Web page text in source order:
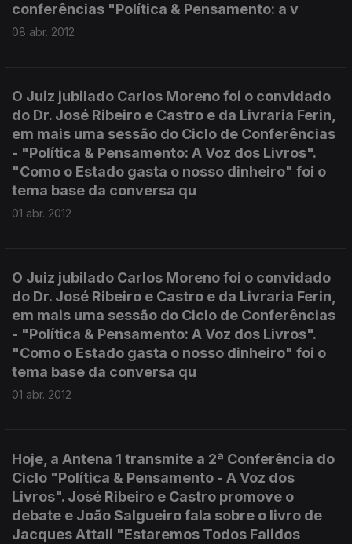
conferências "Política & Pensamento: a v
08 abr. 2012
O Juiz jubilado Carlos Moreno foi o convidado
do Dr. José Ribeiro e Castro e da Livraria Ferin,
em mais uma sessão do Ciclo de Conferências
- "Política & Pensamento: A Voz dos Livros".
"Como o Estado gasta o nosso dinheiro" foi o
tema base da conversa qu
01 abr. 2012
O Juiz jubilado Carlos Moreno foi o convidado
do Dr. José Ribeiro e Castro e da Livraria Ferin,
em mais uma sessão do Ciclo de Conferências
- "Política & Pensamento: A Voz dos Livros".
"Como o Estado gasta o nosso dinheiro" foi o
tema base da conversa qu
01 abr. 2012
Hoje, a Antena 1 transmite a 2ª Conferência do
Ciclo "Política & Pensamento - A Voz dos
Livros". José Ribeiro e Castro promove o
debate e João Salgueiro fala sobre o livro de
Jacques Attali "Estaremos Todos Falidos